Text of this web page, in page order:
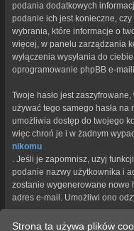
Strona ta używa plików
podania dodatkowych
podanie ich jest konieczne,
wybrania, które informacje o
więcej, w panelu zarządzania
wyłączenia wysyłania do
oprogramowanie phpBB e-
Twoje hasło jest
używać tego samego hasła na
umożliwia dostęp do twojego
więc chroń je i w żadnym
nikomu
. Jeśli je zapomnisz, użyj
podanie nazwy użytkownika i
zostanie wygenerowane nowe
adres e-mail. Umożliwi ono